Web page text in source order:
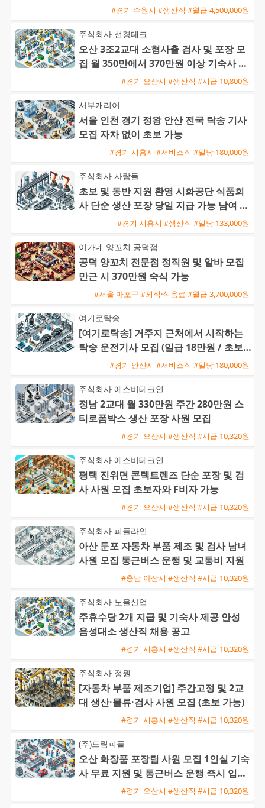
#경기 수원시 #생산직 #월급 4,500,000원
주식회사 선경테크
오산 3조2교대 소형사출 검사 및 포장 모
집 월 350만에서 370만원 이상 기숙사 지
원 및 통근버스 운행
#경기 오산시 #생산직 #시급 10,800원
서부캐리어
서울 인천 경기 정왕 안산 전국 탁송 기사
모집 자차 없이 초보 가능
#경기 시흥시 #서비스직 #일당 180,000원
주식회사 사람들
초보 및 동반 지원 환영 시화공단 식품회
사 단순 생산 포장 당일 지급 가능 남여 사
#경기 시흥시 #생산직 #일당 133,000원
이가네 양꼬치 공덕점
공덕 양꼬치 전문점 정직원 및 알바 모집
만근 시 370만원 숙식 가능
#서울 마포구 #외식·식음료 #월급 3,700,000원
여기로탁송
[여기로탁송] 거주지 근처에서 시작하는
탁송 운전기사 모집 (일급 18만원 / 초보
및 외국인 가능)
#경기 안산시 #서비스직 #일당 180,000원
주식회사 에스비테크인
정남 2교대 월 330만원 주간 280만원 스
티로폼박스 생산 포장 사원 모집
#경기 오산시 #생산직 #시급 10,320원
주식회사 에스비테크인
평택 진위면 콘텍트렌즈 단순 포장 및 검
사 사원 모집 초보자와 F비자 가능
#경기 오산시 #생산직 #시급 10,320원
주식회사 피플라인
아산 둔포 자동차 부품 제조 및 검사 남녀
사원 모집 통근버스 운행 및 교통비 지원
#충남 아산시 #생산직 #시급 10,320원
주식회사 노을산업
주휴수당 2개 지급 및 기숙사 제공 안성
음성대소 생산직 채용 공고
#경기 시흥시 #생산직 #시급 10,320원
주식회사 정원
[자동차 부품 제조기업] 주간고정 및 2교
대 생산·물류·검사 사원 모집 (초보 가능)
#경기 시흥시 #생산직 #시급 10,320원
(주)드림피플
오산 화장품 포장팀 사원 모집 1인실 기숙
사 무료 지원 및 통근버스 운행 즉시 입사
#경기 오산시 #생산직 #시급 10,320원